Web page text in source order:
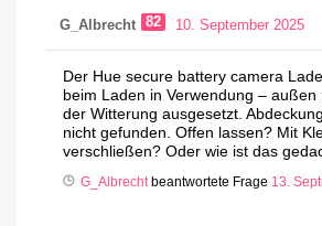
G_Albrecht 82 10. September 2025
Der Hue secure battery camera
beim Laden in Verwendung – außen
der Witterung ausgesetzt.
nicht gefunden. Offen lassen? Mit
verschließen? Oder wie ist das
G_Albrechtbeantwortete Frage 13.